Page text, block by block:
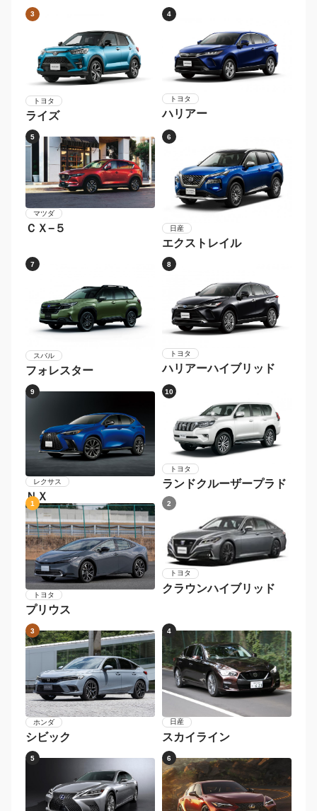
3
トヨタ
ライズ
4
トヨタ
ハリアー
5
マツダ
ＣＸ−５
6
日産
エクストレイル
7
スバル
フォレスター
8
トヨタ
ハリアーハイブリッド
9
レクサス
ＮＸ
10
トヨタ
ランドクルーザープラド
1
トヨタ
プリウス
2
トヨタ
クラウンハイブリッド
3
ホンダ
シビック
4
日産
スカイライン
5 6